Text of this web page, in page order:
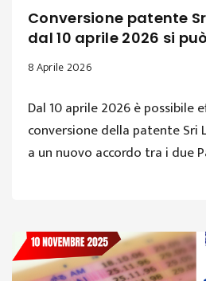
Conversione patente
dal 10 aprile 2026 si
8 Aprile 2026
Dal 10 aprile 2026 è possibile
conversione della patente Sri
a un nuovo accordo tra i due